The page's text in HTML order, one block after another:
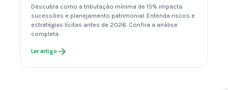
Descubra como a tributação mínima de 15% impacta
sucessões e planejamento patrimonial. Entenda riscos e
estratégias lícitas antes de 2026. Confira a análise
completa.
Ler artigo